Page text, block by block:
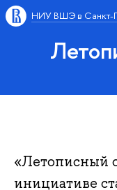
НИУ ВШЭ в Санкт-
«Летописный
инициативе